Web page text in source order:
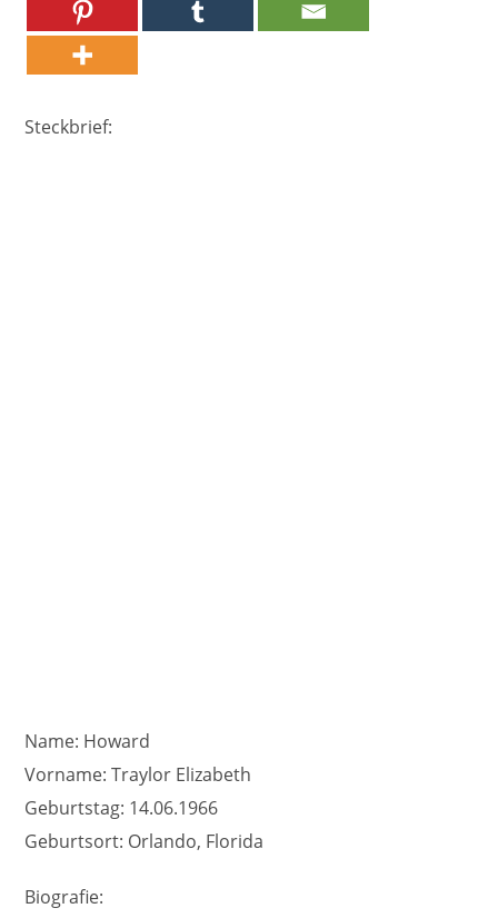
Steckbrief:
Name: Howard
Vorname: Traylor Elizabeth
Geburtstag: 14.06.1966
Geburtsort: Orlando, Florida
Biografie: